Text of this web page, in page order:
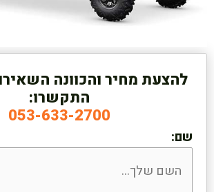
להצעת מחיר והכוונה
התקשרו:
053-633-2700
שם: